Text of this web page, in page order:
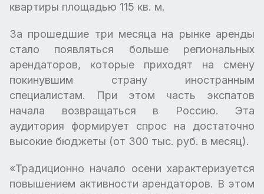
квартиры площадью 115 кв. м.
За прошедшие три месяца на рынке аренды
стало появляться больше региональных
арендаторов, которые приходят на смену
покинувшим страну иностранным
специалистам. При этом часть экспатов
начала возвращаться в Россию. Эта
аудитория формирует спрос на достаточно
высокие бюджеты (от 300 тыс. руб. в месяц).
«Традиционно начало осени характеризуется
повышением активности арендаторов. В этом